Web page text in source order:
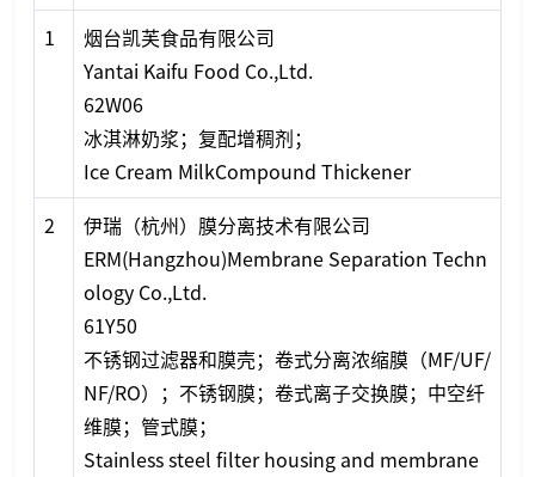
1
烟台凯芙食品有限公司
Yantai Kaifu Food Co.,Ltd.
62W06
冰淇淋奶浆；复配增稠剂；
Ice Cream MilkCompound Thickener
2
伊瑞（杭州）膜分离技术有限公司
ERM(Hangzhou)Membrane Separation Techn
ology Co.,Ltd.
61Y50
不锈钢过滤器和膜壳；卷式分离浓缩膜（MF/UF/
NF/RO）；不锈钢膜；卷式离子交换膜；中空纤
维膜；管式膜；
Stainless steel filter housing and membrane